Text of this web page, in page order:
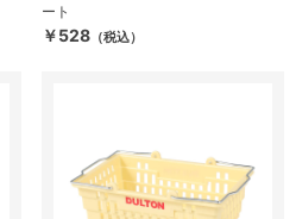
ート
￥528 （税込）